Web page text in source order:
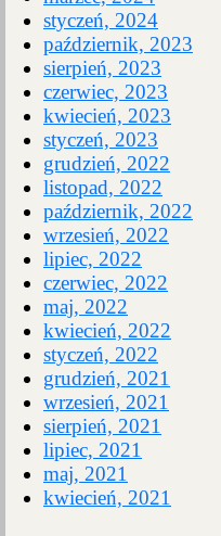
styczeń, 2024
październik, 2023
sierpień, 2023
czerwiec, 2023
kwiecień, 2023
styczeń, 2023
grudzień, 2022
listopad, 2022
październik, 2022
wrzesień, 2022
lipiec, 2022
czerwiec, 2022
maj, 2022
kwiecień, 2022
styczeń, 2022
grudzień, 2021
wrzesień, 2021
sierpień, 2021
lipiec, 2021
maj, 2021
kwiecień, 2021